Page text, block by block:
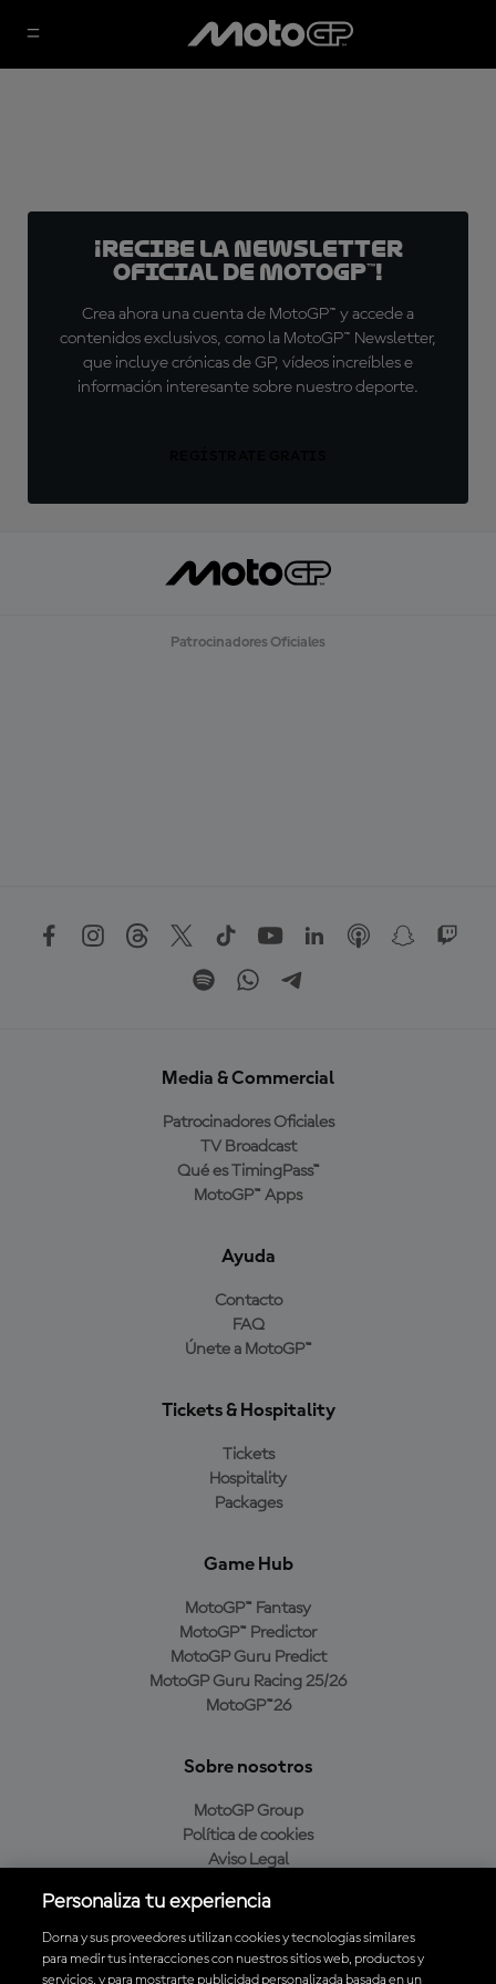
¡Recibe la Newsletter
oficial de MotoGP™!
Crea ahora una cuenta de MotoGP™ y accede a
contenidos exclusivos, como la MotoGP™ Newsletter,
que incluye crónicas de GP, vídeos increíbles e
información interesante sobre nuestro deporte.
Patrocinadores Oficiales
Media & Commercial
Patrocinadores Oficiales
TV Broadcast
Qué es TimingPass™
MotoGP™ Apps
Ayuda
Contacto
FAQ
Únete a MotoGP™
Tickets & Hospitality
Tickets
Hospitality
Packages
Game Hub
MotoGP™ Fantasy
MotoGP™ Predictor
MotoGP Guru Predict
MotoGP Guru Racing 25/26
MotoGP™26
Sobre nosotros
MotoGP Group
Política de cookies
Aviso Legal
Política de compra
Personaliza tu experiencia
Dorna y sus proveedores utilizan cookies y tecnologías similares
para medir tus interacciones con nuestros sitios web, productos y
servicios, y para mostrarte publicidad personalizada basada en un